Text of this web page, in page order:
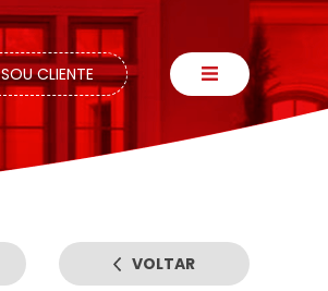
SOU CLIENTE
VOLTAR